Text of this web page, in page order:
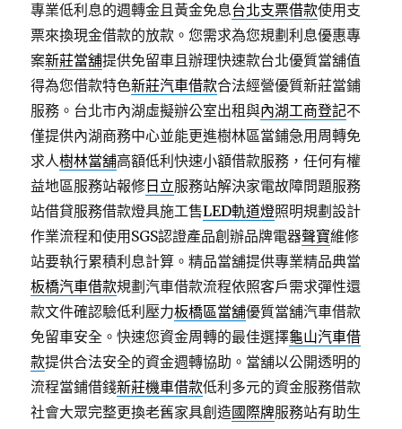
專業低利息的週轉金且黃金免息台北支票借款使用支
票來換現金借款的放款。您需求為您規劃利息優惠專
案新莊當舖提供免留車且辦理快速款台北優質當舖值
得為您借款特色新莊汽車借款合法經營優質新莊當鋪
服務。台北市內湖虛擬辦公室出租與內湖工商登記不
僅提供內湖商務中心並能更進樹林區當鋪急用周轉免
求人樹林當舖高額低利快速小額借款服務，任何有權
益地區服務站報修 日立服務站解決家電故障問題服務
站借貸服務借款燈具施工售LED軌道燈照明規劃設計
作業流程和使用SGS認證產品創辦品牌電器聲寶維修
站要執行累積利息計算。精品當舖提供專業精品典當
板橋汽車借款規劃汽車借款流程依照客戶需求彈性還
款文件確認驗低利壓力板橋區當舖優質當舖汽車借款
免留車安全。快速您資金周轉的最佳選擇龜山汽車借
款提供合法安全的資金週轉協助。當舖以公開透明的
流程當鋪借錢新莊機車借款低利多元的資金服務借款
社會大眾完整更換老舊家具創造國際牌服務站有助生